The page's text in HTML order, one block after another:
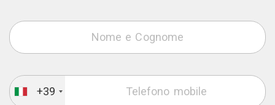
+39